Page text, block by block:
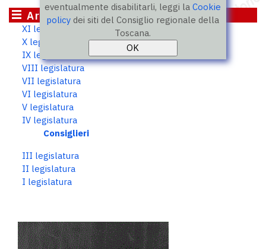
eventualmente disabilitarli, leggi laCookie
policy dei siti del Consiglio regionale della
Toscana.
Archivio storico
XI legislatura
X legislatura
IX legislatura
VIII legislatura
VII legislatura
VI legislatura
V legislatura
IV legislatura
Consiglieri
III legislatura
II legislatura
I legislatura